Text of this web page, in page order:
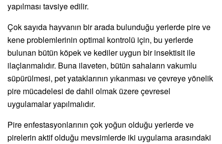
yapılması tavsiye edilir.
Çok sayıda hayvanın bir arada bulunduğu yerlerde pire ve
kene problemlerinin optimal kontrolü için, bu yerlerde
bulunan bütün köpek ve kediler uygun bir insektisit ile
ilaçlanmalıdır. Buna ilaveten, bütün sahaların vakumlu
süpürülmesi, pet yataklarının yıkanması ve çevreye yönelik
pire mücadelesi de dahil olmak üzere çevresel
uygulamalar yapılmalıdır.
Pire enfestasyonlarının çok yoğun olduğu yerlerde ve
pirelerin aktif olduğu mevsimlerde iki uygulama arasındaki